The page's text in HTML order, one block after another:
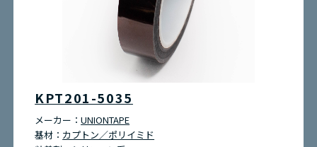
KPT201-5035
メーカー：UNIONTAPE
基材： カプトン／ポリイミド